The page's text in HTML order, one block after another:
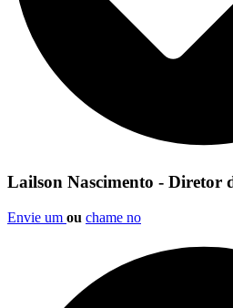
Lailson Nascimento - Diretor
Envie um ou chame no